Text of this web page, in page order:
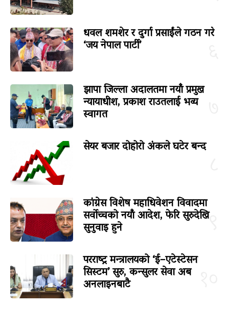
धवल शमशेर र दुर्गा प्रसाईंले गठन गरे
‘जय नेपाल पार्टी’
झापा जिल्ला अदालतमा नयाँ प्रमुख
न्यायाधीश, प्रकाश राउतलाई भव्य
स्वागत
सेयर बजार दोहोरो अंकले घटेर बन्द
९
कांग्रेस विशेष महाधिवेशन विवादमा
सर्वोच्चको नयाँ आदेश, फेरि सुरुदेखि
सुनुवाइ हुने
परराष्ट्र मन्त्रालयको ‘ई–एटेस्टेसन
सिस्टम’ सुरु, कन्सुलर सेवा अब
अनलाइनबाटै